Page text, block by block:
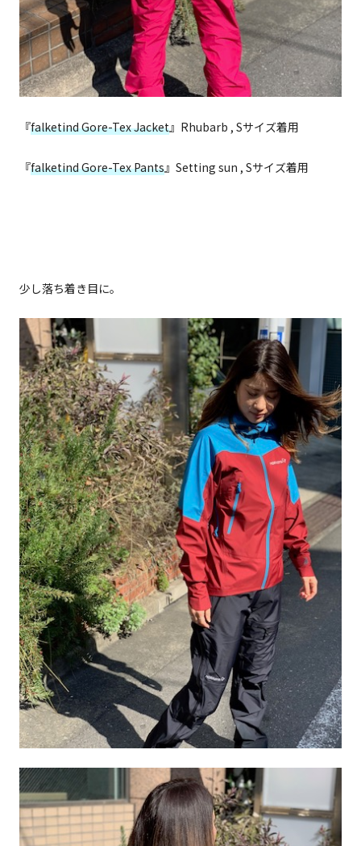
『falketind Gore-Tex Jacket』Rhubarb , Sサイズ着用
『falketind Gore-Tex Pants』Setting sun , Sサイズ着用
少し落ち着き目に。